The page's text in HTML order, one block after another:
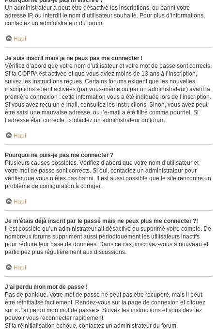
Un administrateur a peut-être désactivé les inscriptions, ou banni votre
adresse IP, ou interdit le nom d’utilisateur souhaité. Pour plus d’informations,
contactez un administrateur du forum.
Haut
Je suis inscrit mais je ne peux pas me connecter !
Vérifiez d’abord que votre nom d’utilisateur et votre mot de passe sont corrects.
Si la COPPA est activée et que vous aviez moins de 13 ans à l’inscription,
suivez les instructions reçues. Certains forums exigent que les nouvelles
inscriptions soient activées (par vous-même ou par un administrateur) avant la
première connexion : cette information vous a été indiquée lors de l’inscription.
Si vous avez reçu un e-mail, consultez les instructions. Sinon, vous avez peut-
être saisi une mauvaise adresse, ou l’e-mail a été filtré comme pourriel. Si
l’adresse était correcte, contactez un administrateur du forum.
Haut
Pourquoi ne puis-je pas me connecter ?
Plusieurs causes possibles. Vérifiez d’abord que votre nom d’utilisateur et
votre mot de passe sont corrects. Si oui, contactez un administrateur pour
vérifier que vous n’êtes pas banni. Il est aussi possible que le site rencontre un
problème de configuration à corriger.
Haut
Je m’étais déjà inscrit par le passé mais ne peux plus me connecter ?!
Il est possible qu’un administrateur ait désactivé ou supprimé votre compte. De
nombreux forums suppriment aussi périodiquement les utilisateurs inactifs
pour réduire leur base de données. Dans ce cas, inscrivez-vous à nouveau et
participez plus régulièrement aux discussions.
Haut
J’ai perdu mon mot de passe !
Pas de panique. Votre mot de passe ne peut pas être récupéré, mais il peut
être réinitialisé facilement. Rendez-vous sur la page de connexion et cliquez
sur « J’ai perdu mon mot de passe ». Suivez les instructions et vous devriez
pouvoir vous reconnecter rapidement.
Si la réinitialisation échoue, contactez un administrateur du forum.